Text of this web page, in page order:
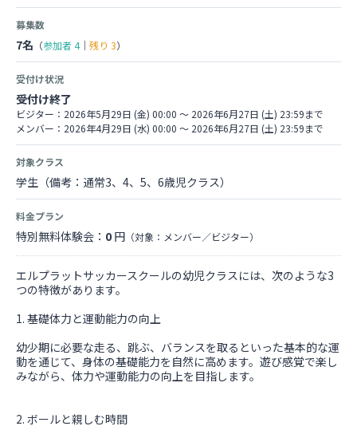
募集数
7名 （参加者4｜ 残り 3）
受付け状況
受付け終了
ビジター：2026年5月29日 (金) 00:00 〜 2026年6月27日 (土) 23:59まで
メンバー：2026年4月29日 (水) 00:00 〜 2026年6月27日 (土) 23:59まで
対象クラス
学生（備考：通常3、4、5、6歳児クラス）
料金プラン
特別無料体験会： 0 円 （対象：メンバー／ビジター）
エルプラットサッカースクールの幼児クラスには、次のような3
つの特徴があります。
1. 基礎体力と運動能力の向上
幼少期に必要な走る、跳ぶ、バランスを取るといった基本的な運
動を通じて、身体の基礎能力を自然に高めます。遊び感覚で楽し
みながら、体力や運動能力の向上を目指します。
2. ボールと親しむ時間